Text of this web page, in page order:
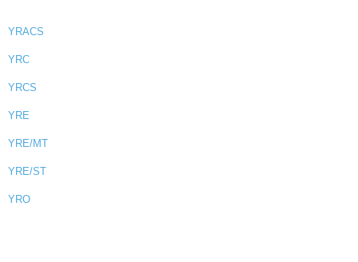
YRACS
YRC
YRCS
YRE
YRE/MT
YRE/ST
YRO